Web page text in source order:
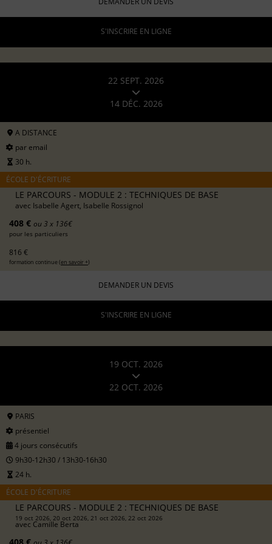
S'INSCRIRE EN LIGNE
22 SEPT. 2026
14 DÉC. 2026
A DISTANCE
par email
30 h.
ÉCOLE D'ÉCRITURE
LE PARCOURS - MODULE 2 : TECHNIQUES DE BASE
avec Isabelle Agert, Isabelle Rossignol
408 € ou 3 x 136€
pour les particuliers
816 €
formation continue (en savoir +)
DEMANDER UN DEVIS
S'INSCRIRE EN LIGNE
19 OCT. 2026
22 OCT. 2026
PARIS
présentiel
4 jours consécutifs
9h30-12h30 / 13h30-16h30
24 h.
ÉCOLE D'ÉCRITURE
LE PARCOURS - MODULE 2 : TECHNIQUES DE BASE
19 oct 2026, 20 oct 2026, 21 oct 2026, 22 oct 2026
avec Camille Berta